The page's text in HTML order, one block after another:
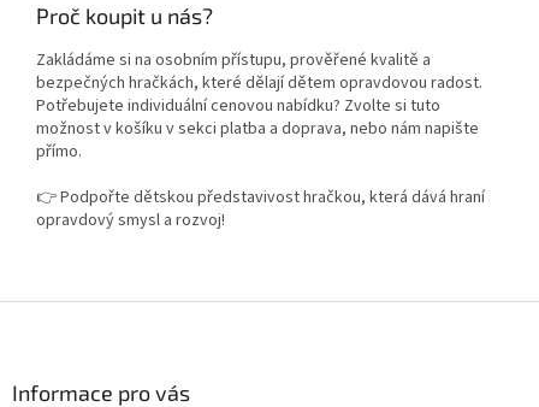
Proč koupit u nás?
Zakládáme si na osobním přístupu, prověřené kvalitě a
bezpečných hračkách, které dělají dětem opravdovou radost.
Potřebujete individuální cenovou nabídku? Zvolte si tuto
možnost v košíku v sekci platba a doprava, nebo nám napište
přímo.
👉 Podpořte dětskou představivost hračkou, která dává hraní
opravdový smysl a rozvoj!
Informace pro vás